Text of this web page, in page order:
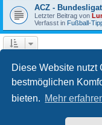
Diese Website nutzt
bestmöglichen
bieten. Mehr
ACZ -
Letzter Beitrag von
Verfasst in Fußball-